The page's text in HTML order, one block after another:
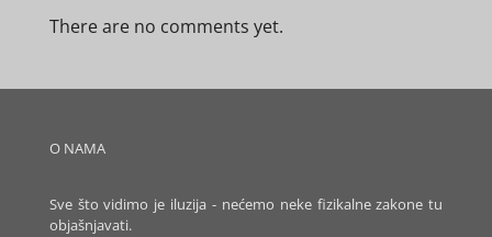
There are no comments yet.
O NAMA
Sve što vidimo je iluzija - nećemo neke fizikalne zakone tu
objašnjavati.